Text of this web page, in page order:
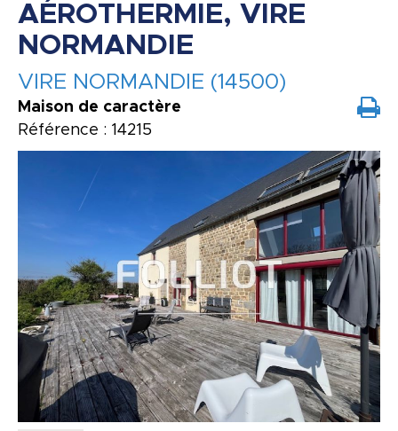
AÉROTHERMIE, VIRE
NORMANDIE
VIRE NORMANDIE (14500)
Maison de caractère
Référence : 14215